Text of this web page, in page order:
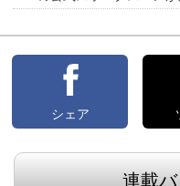
シェア
連載